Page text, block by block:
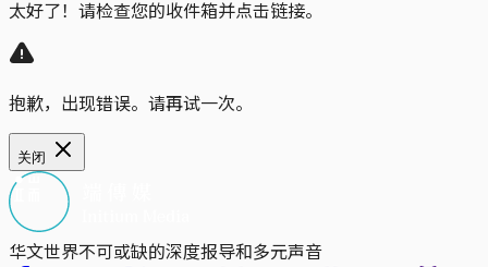
太好了！请检查您的收件箱并点击链接。
抱歉，出现错误。请再试一次。
关闭
华文世界不可或缺的深度报导和多元声音